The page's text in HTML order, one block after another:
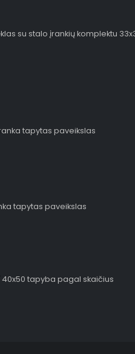
su stalo įrankių komplektu
tapytas paveikslas
tapytas paveikslas
40x50 tapyba pagal skaičius